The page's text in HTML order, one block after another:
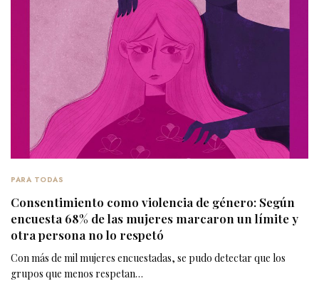
PARA TODAS
Consentimiento como violencia de género: Según
encuesta 68% de las mujeres marcaron un límite y
otra persona no lo respetó
Con más de mil mujeres encuestadas, se pudo detectar que los
grupos que menos respetan…